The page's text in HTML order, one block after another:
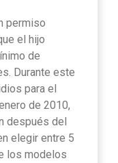
permiso
el hijo
de
Durante este
para el
de 2010,
después del
elegir entre 5
los modelos